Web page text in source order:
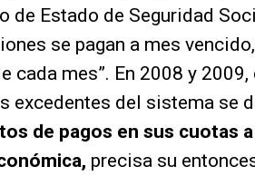
de Estado de Seguridad
se pagan a mes
cada mes”. En 2008 y
excedentes del sistema se
de pagos en sus cuotas
precisa su